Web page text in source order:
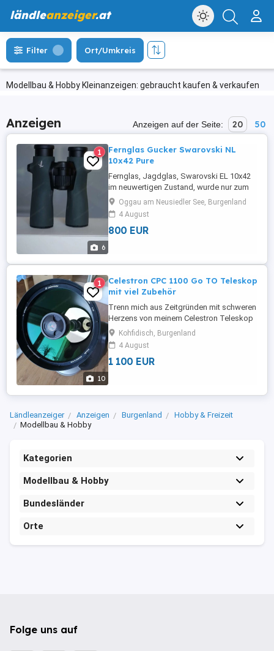
ländleanzeiger.at
Modellbau & Hobby Kleinanzeigen: gebraucht kaufen & verkaufen
Filter Ort/Umkreis
Anzeigen Anzeigen auf der Seite: 20 50
6
1
Fernglas Gucker Swarovski NL
10x42 Pure
Fernglas, Jagdglas, Swarovski EL 10x42
im neuwertigen Zustand, wurde nur zum
Probieren ausgepackt. Mit
Originalverpackung und Originalzubehör
sowie FRP Forehead Rest im Wert von
125.- Fernglas der Superlative:
Oggau am Neusiedler See, Burgenland
4 August
800 EUR
10
1
Celestron CPC 1100 Go TO Teleskop
mit viel Zubehör
Trenn mich aus Zeitgründen mit schweren
Herzens von meinem Celestron Teleskop
CPC 110 GO TO. Das Teleskop befindet
sich in einen beinahe TOP Zustand. Es
befindet sich im Originalkarton wie ich es
damals geliefert bekommen habe. Das
Kohfidisch, Burgenland
4 August
1 100 EUR
Ländleanzeiger Anzeigen Burgenland
Hobby & Freizeit
Modellbau & Hobby
Kategorien
Modellbau & Hobby
Bundesländer
Orte
Folge uns auf